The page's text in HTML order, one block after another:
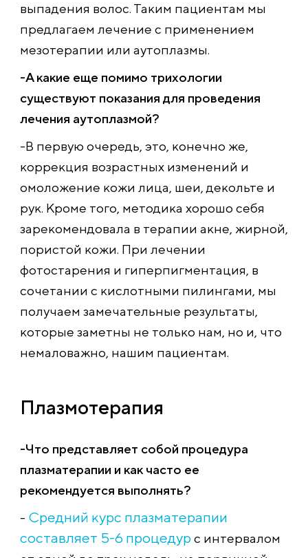
выпадения волос. Таким пациентам мы
предлагаем лечение с применением
мезотерапии или аутоплазмы.
-А какие еще помимо трихологии
существуют показания для проведения
лечения аутоплазмой?
-В первую очередь, это, конечно же,
коррекция возрастных изменений и
омоложение кожи лица, шеи, декольте и
рук. Кроме того, методика хорошо себя
зарекомендовала в терапии акне, жирной,
пористой кожи. При лечении
фотостарения и гиперпигментация, в
сочетании с кислотными пилингами, мы
получаем замечательные результаты,
которые заметны не только нам, но и, что
немаловажно, нашим пациентам.
Плазмотерапия
-Что представляет собой процедура
плазматерапии и как часто ее
рекомендуется выполнять?
- Средний курс плазматерапии
составляет 5-6 процедурс интервалом